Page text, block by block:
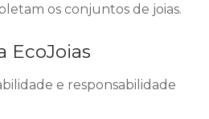
os conjuntos de joias.
EcoJoias
e responsabilidade